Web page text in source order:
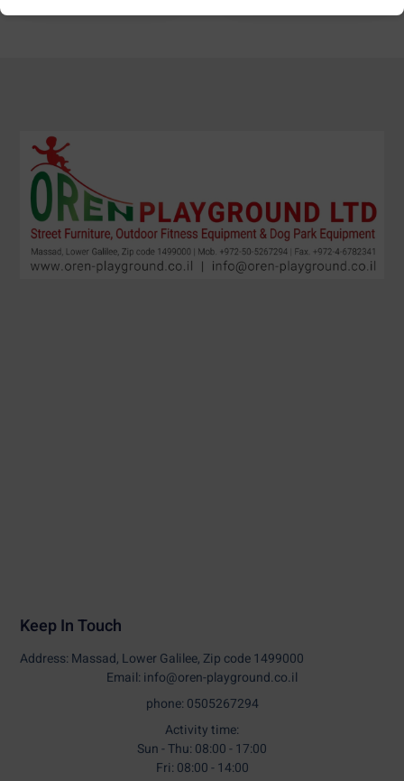
Keep In Touch
Address: Massad, Lower Galilee, Zip code 1499000
Email: info@oren-playground.co.il
phone: 0505267294
Activity time:
Sun - Thu: 08:00 - 17:00
Fri: 08:00 - 14:00